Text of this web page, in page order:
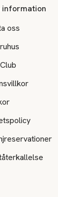
information
oss